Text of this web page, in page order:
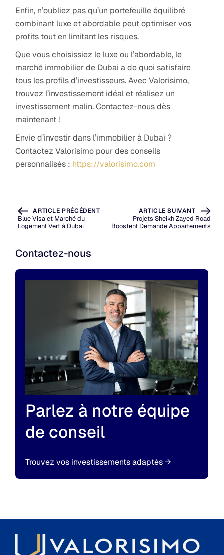
Enfin, n’oubliez pas qu’un portefeuille équilibré
combinant luxe et abordable peut optimiser vos
profits tout en limitant les risques.
Que vous choisissiez le luxe ou l’abordable, le
marché immobilier de Dubai a de quoi satisfaire
tous les profils d’investisseurs. Avec Valorisimo,
trouvez l’investissement idéal et réalisez un
investissement malin. Contactez-nous dès
maintenant !
Envie d’investir dans l’immobilier à Dubai ?
Contactez Valorisimo pour des conseils
personnalisés : https://valorisimo.com
ARTICLE PRÉCÉDENT
Blue Visa et Marché du
Logement Vert à Dubai
ARTICLE SUIVANT
Projets Sheikh Zayed Road
Boostent Demande Appartements
Contactez-nous
Parlez à notre équipe
de conseil
Trouvez vos investissements adaptés→